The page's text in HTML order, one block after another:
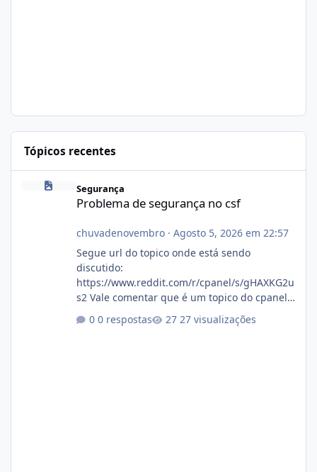
Tópicos recentes
Problema de segurança no csf
Segurança
Problema de segurança no csf
chuvadenovembro· Agosto 5, 2026 em 22:57
Segue url do topico onde está sendo
discutido:
https://www.reddit.com/r/cpanel/s/gHAXKG2u
s2 Vale comentar que é um topico do cpanel...
Não sei como ta a pegada no da.
0 respostas 27 visualizações